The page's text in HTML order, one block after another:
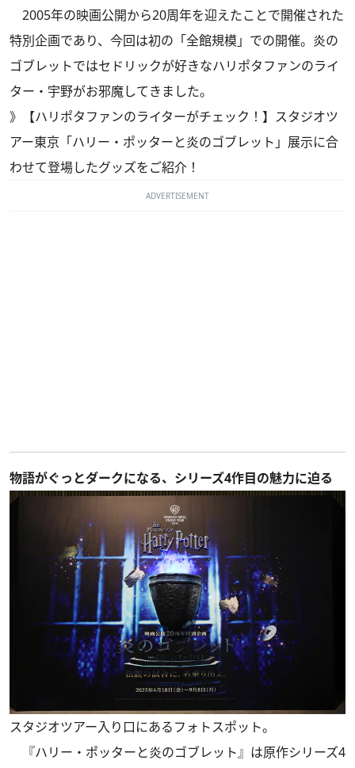
2005年の映画公開から20周年を迎えたことで開催された
特別企画であり、今回は初の「全館規模」での開催。炎の
ゴブレットではセドリックが好きなハリポタファンのライ
ター・宇野がお邪魔してきました。
》【ハリポタファンのライターがチェック！】スタジオツ
アー東京「ハリー・ポッターと炎のゴブレット」展示に合
わせて登場したグッズをご紹介！
ADVERTISEMENT
物語がぐっとダークになる、シリーズ4作目の魅力に迫る
スタジオツアー入り口にあるフォトスポット。
『ハリー・ポッターと炎のゴブレット』は原作シリーズ4